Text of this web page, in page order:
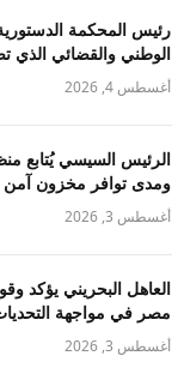
رئيس المحكمة الدستورية
الوطني والقضائي الذي
أغسطس 4, 2026
الرئيس السيسي يُتابع
ومدى توافر مخزون آمن
أغسطس 3, 2026
العاهل البحريني يؤكد
مصر في مواجهة
أغسطس 3, 2026